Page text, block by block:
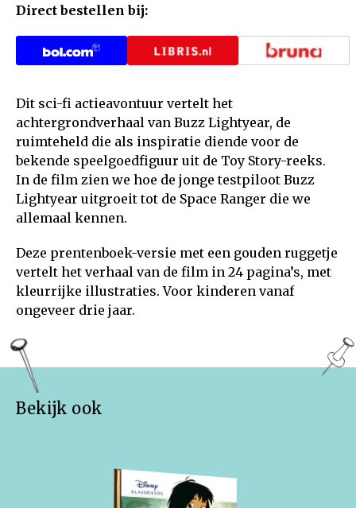
Direct bestellen bij:
Dit sci-fi actieavontuur vertelt het
achtergrondverhaal van Buzz Lightyear, de
ruimteheld die als inspiratie diende voor de
bekende speelgoedfiguur uit de Toy Story-reeks.
In de film zien we hoe de jonge testpiloot Buzz
Lightyear uitgroeit tot de Space Ranger die we
allemaal kennen.
Deze prentenboek-versie met een gouden ruggetje
vertelt het verhaal van de film in 24 pagina’s, met
kleurrijke illustraties. Voor kinderen vanaf
ongeveer drie jaar.
Bekijk ook